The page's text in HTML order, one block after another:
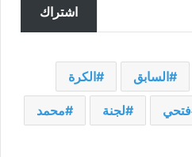
اشتراك
السابق الكرة
فتحي لجنة محمد